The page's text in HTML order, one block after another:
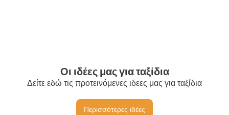
Οι ιδέες μας για ταξίδια
Δείτε εδώ τις προτεινόμενες ιδεες μας για ταξίδια
Περισσότερες ιδέες